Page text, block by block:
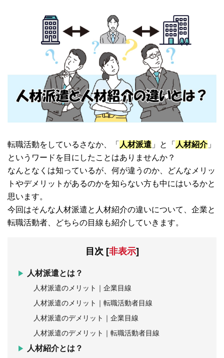
転職活動をしているさなか、「 人材派遣 」と「 人材紹介」
というワードを目にしたことはありませんか？
なんとなくは知っているが、何が違うのか、どんなメリッ
トやデメリットがあるのかを知らない方も中にはいるかと
思います。
今回はそんな人材派遣と人材紹介の違いについて、企業と
転職活動者、どちらの目線も紹介していきます。
目次 [非表示]
人材派遣とは？
人材派遣のメリット｜企業目線
人材派遣のメリット｜転職活動者目線
人材派遣のデメリット｜企業目線
人材派遣のデメリット｜転職活動者目線
人材紹介とは？